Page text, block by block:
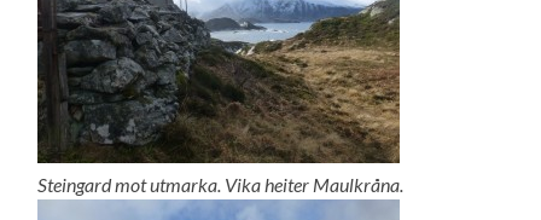
Steingard mot utmarka. Vika heiter Maulkråna.